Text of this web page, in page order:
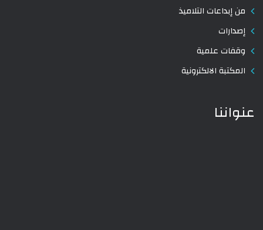
من إبداعات التلاميذ
إصدارات
وقفات علمية
المكتبة الالكترونية
عنواننا